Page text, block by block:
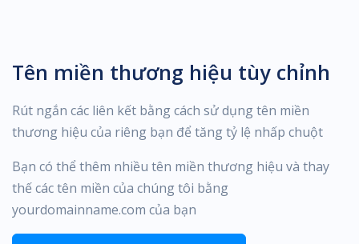
Tên miền thương hiệu tùy chỉnh
Rút ngắn các liên kết bằng cách sử dụng tên miền
thương hiệu của riêng bạn để tăng tỷ lệ nhấp chuột
Bạn có thể thêm nhiều tên miền thương hiệu và thay
thế các tên miền của chúng tôi bằng
yourdomainname.com của bạn